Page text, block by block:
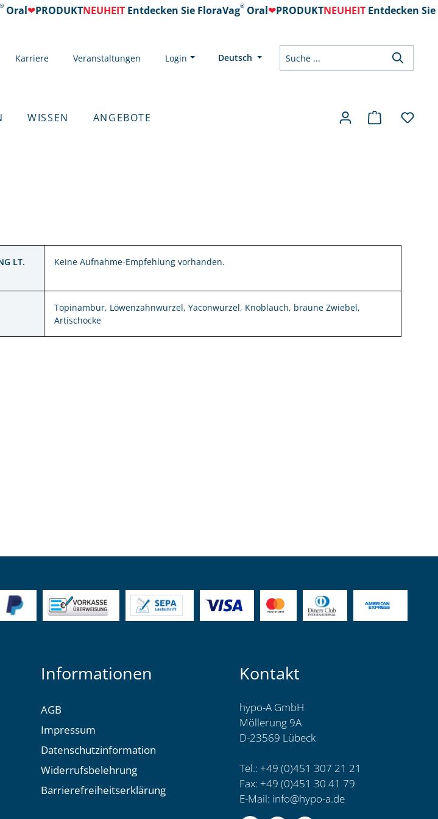
❤PRODUKTNEUHEITEntdecken Sie FloraVag Oral❤PRODUKTNEUHEITEntdecken Sie
Karriere Veranstaltungen Login Deutsch
WISSEN ANGEBOTE
LT.
Keine Aufnahme-Empfehlung vorhanden.
Topinambur, Löwenzahnwurzel, Yaconwurzel, Knoblauch, braune Zwiebel,
Artischocke
Informationen
AGB
Impressum
Datenschutzinformation
Widerrufsbelehrung
Barrierefreiheitserklärung
Kontakt
hypo-A GmbH
Möllerung 9A
D-23569 Lübeck
Tel.: +49 (0)451 307 21 21
Fax: +49 (0)451 30 41 79
E-Mail: info@hypo-a.de